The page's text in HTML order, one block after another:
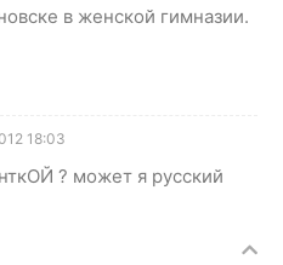
в женской гимназии.
18:03
? может я русский